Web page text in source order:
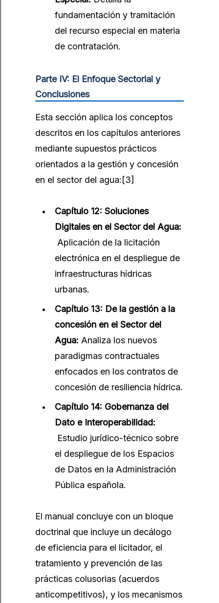
fundamentación y tramitación
del recurso especial en materia
de contratación.
Parte IV: El Enfoque Sectorial y
Conclusiones
Esta sección aplica los conceptos
descritos en los capítulos anteriores
mediante supuestos prácticos
orientados a la gestión y concesión
en el sector del agua:[3]
Capítulo 12: Soluciones
Digitales en el Sector del Agua:
Aplicación de la licitación
electrónica en el despliegue de
infraestructuras hídricas
urbanas.
Capítulo 13: De la gestión a la
concesión en el Sector del
Agua: Analiza los nuevos
paradigmas contractuales
enfocados en los contratos de
concesión de resiliencia hídrica.
Capítulo 14: Gobernanza del
Dato e Interoperabilidad:
Estudio jurídico-técnico sobre
el despliegue de los Espacios
de Datos en la Administración
Pública española.
El manual concluye con un bloque
doctrinal que incluye un decálogo
de eficiencia para el licitador, el
tratamiento y prevención de las
prácticas colusorias (acuerdos
anticompetitivos), y los mecanismos